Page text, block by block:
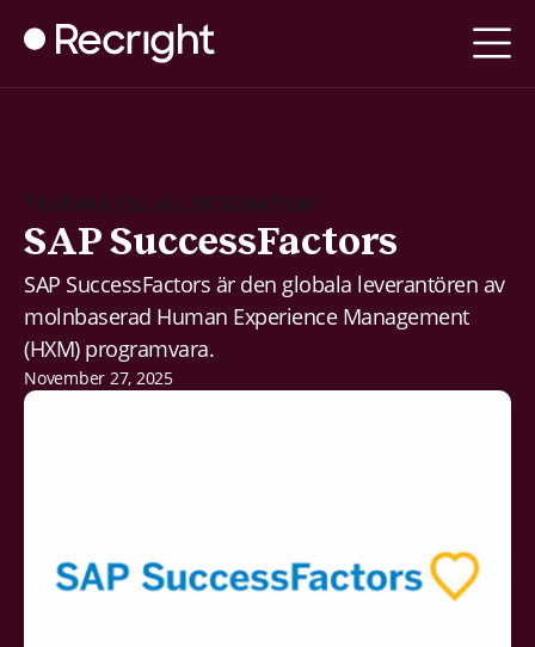
TILLBAKA TILL ALL INTEGRATION
SAP SuccessFactors
SAP SuccessFactors är den globala leverantören av
molnbaserad Human Experience Management
(HXM) programvara.
November 27, 2025